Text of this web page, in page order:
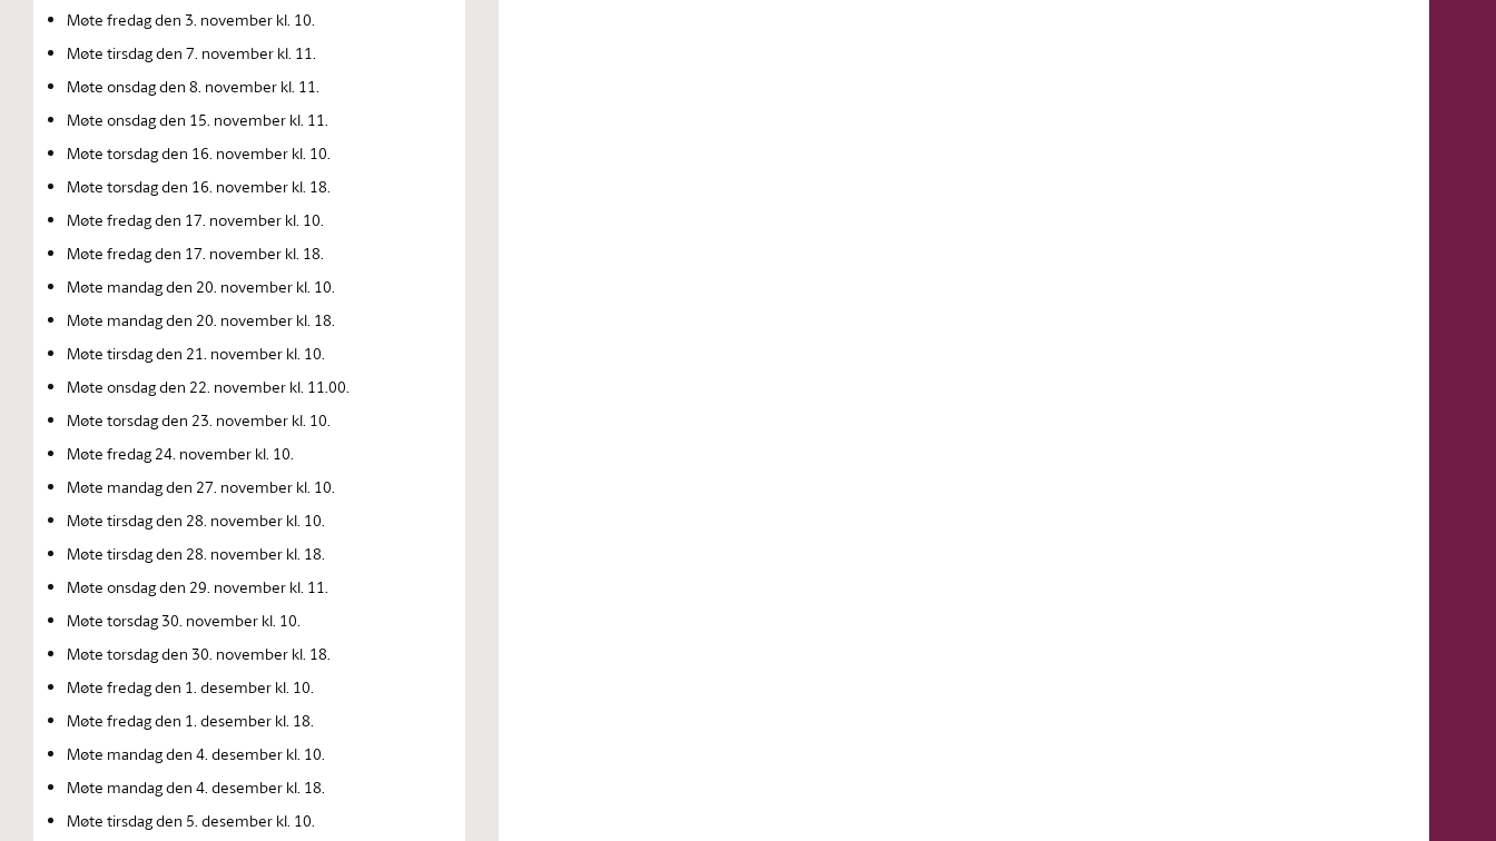
Møte fredag den 3. november kl. 10.
Møte tirsdag den 7. november kl. 11.
Møte onsdag den 8. november kl. 11.
Møte onsdag den 15. november kl. 11.
Møte torsdag den 16. november kl. 10.
Møte torsdag den 16. november kl. 18.
Møte fredag den 17. november kl. 10.
Møte fredag den 17. november kl. 18.
Møte mandag den 20. november kl. 10.
Møte mandag den 20. november kl. 18.
Møte tirsdag den 21. november kl. 10.
Møte onsdag den 22. november kl. 11.00.
Møte torsdag den 23. november kl. 10.
Møte fredag 24. november kl. 10.
Møte mandag den 27. november kl. 10.
Møte tirsdag den 28. november kl. 10.
Møte tirsdag den 28. november kl. 18.
Møte onsdag den 29. november kl. 11.
Møte torsdag 30. november kl. 10.
Møte torsdag den 30. november kl. 18.
Møte fredag den 1. desember kl. 10.
Møte fredag den 1. desember kl. 18.
Møte mandag den 4. desember kl. 10.
Møte mandag den 4. desember kl. 18.
Møte tirsdag den 5. desember kl. 10.